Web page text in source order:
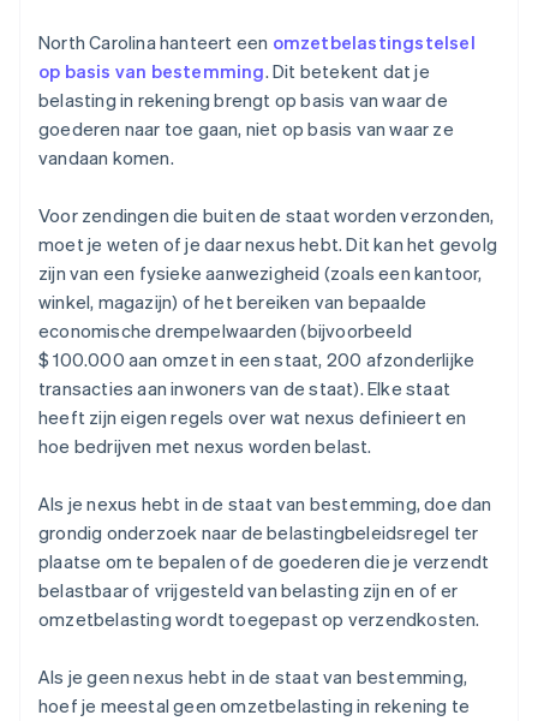
North Carolina hanteert een omzetbelastingstelsel
op basis van bestemming. Dit betekent dat je
belasting in rekening brengt op basis van waar de
goederen naar toe gaan, niet op basis van waar ze
vandaan komen.
Voor zendingen die buiten de staat worden verzonden,
moet je weten of je daar nexus hebt. Dit kan het gevolg
zijn van een fysieke aanwezigheid (zoals een kantoor,
winkel, magazijn) of het bereiken van bepaalde
economische drempelwaarden (bijvoorbeeld
$ 100.000 aan omzet in een staat, 200 afzonderlijke
transacties aan inwoners van de staat). Elke staat
heeft zijn eigen regels over wat nexus definieert en
hoe bedrijven met nexus worden belast.
Als je nexus hebt in de staat van bestemming, doe dan
grondig onderzoek naar de belastingbeleidsregel ter
plaatse om te bepalen of de goederen die je verzendt
belastbaar of vrijgesteld van belasting zijn en of er
omzetbelasting wordt toegepast op verzendkosten.
Als je geen nexus hebt in de staat van bestemming,
hoef je meestal geen omzetbelasting in rekening te